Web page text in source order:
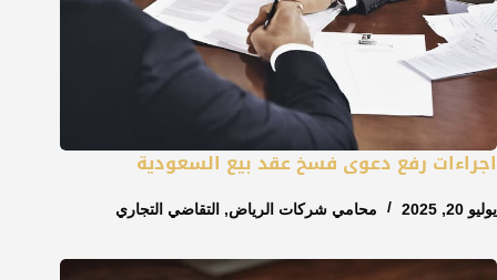
اجراءات رفع دعوى فسخ عقد بيع السعودية
يوليو 20, 2025 محامي شركات الرياض, التقاضي التجاري